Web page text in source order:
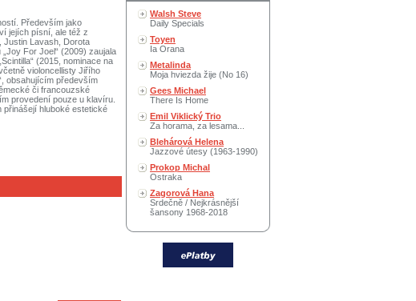
Především jako
jejích písní, ale též z
Justin Lavash, Dorota
For Joel“ (2009) zaujala
(2015, nominace na
violoncellisty Jiřího
obsahujícím především
či francouzské
provedení pouze u klavíru.
přinášejí hluboké estetické
Walsh Steve
Daily Specials
Toyen
Ia Orana
Metalinda
Moja hviezda žije (No 16)
Gees Michael
There Is Home
Emil Viklický Trio
Za horama, za lesama...
Blehárová Helena
Jazzové útesy (1963-1990)
Prokop Michal
Ostraka
Zagorová Hana
Srdečně / Nejkrásnější
šansony 1968-2018